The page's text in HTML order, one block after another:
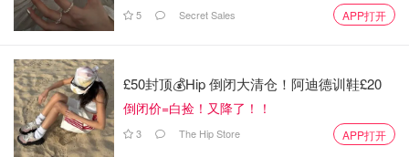
5 Secret Sales APP打开
£50封顶💰Hip 倒闭大清仓！阿迪德训鞋£20
倒闭价=白捡！又降了！！
3 The Hip Store APP打开